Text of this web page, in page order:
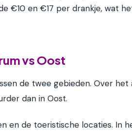
€10 en €17 per drankje, wat
vs Oost
de twee gebieden. Over het
dan in Oost.
en de toeristische locaties. In